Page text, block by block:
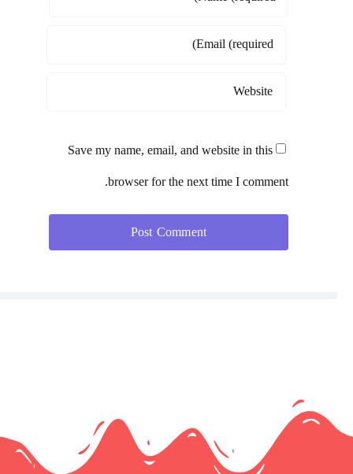
Save my name, email, and website in this
browser for the next time I comment.